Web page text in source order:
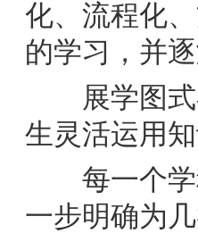
化、流程化
的学习，并
展学图式
生灵活运用
每一个学
一步明确为